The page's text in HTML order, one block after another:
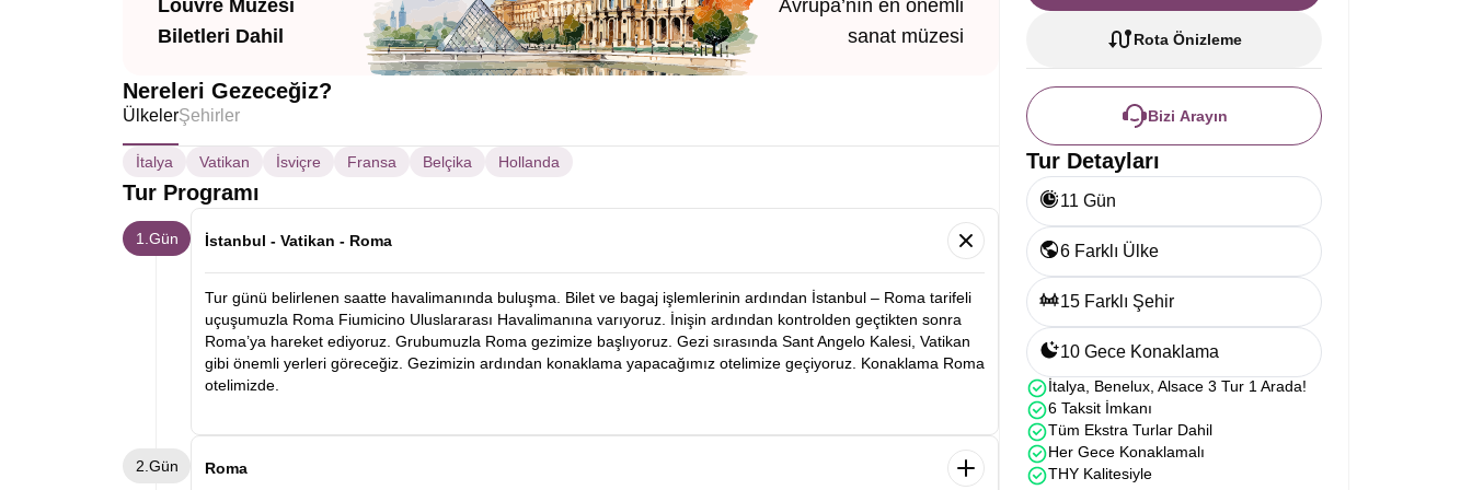
Louvre Müzesi
Biletleri Dahil
Avrupa’nın en önemli
sanat müzesi
Nereleri Gezeceğiz?
ÜlkelerŞehirler
İtalya Vatikan İsviçre Fransa Belçika Hollanda
Tur Programı
1.Gün İstanbul - Vatikan - Roma
Tur günü belirlenen saatte havalimanında buluşma. Bilet ve bagaj işlemlerinin ardından İstanbul – Roma tarifeli
uçuşumuzla Roma Fiumicino Uluslararası Havalimanına varıyoruz. İnişin ardından kontrolden geçtikten sonra
Roma’ya hareket ediyoruz. Grubumuzla Roma gezimize başlıyoruz. Gezi sırasında Sant Angelo Kalesi, Vatikan
gibi önemli yerleri göreceğiz. Gezimizin ardından konaklama yapacağımız otelimize geçiyoruz. Konaklama Roma
otelimizde.
2.Gün Roma
Rota Önizleme
Bizi Arayın
Tur Detayları
11 Gün
6 Farklı Ülke
15 Farklı Şehir
10 Gece Konaklama
İtalya, Benelux, Alsace 3 Tur 1 Arada!
6 Taksit İmkanı
Tüm Ekstra Turlar Dahil
Her Gece Konaklamalı
THY Kalitesiyle